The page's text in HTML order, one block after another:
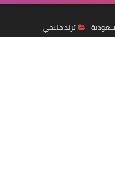
ترند خليجي